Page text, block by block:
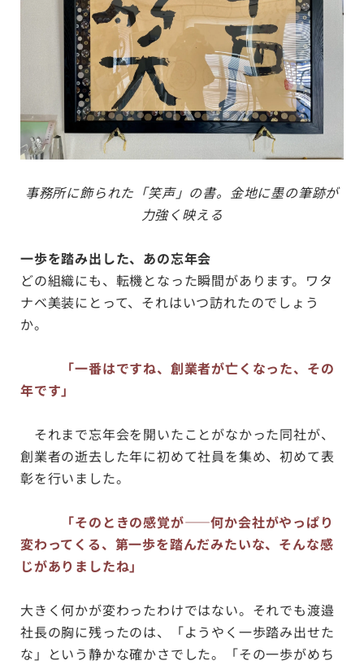
事務所に飾られた「笑声」の書。金地に墨の筆跡が
力強く映える
一歩を踏み出した、あの忘年会
どの組織にも、転機となった瞬間があります。ワタ
ナベ美装にとって、それはいつ訪れたのでしょう
か。
「一番はですね、創業者が亡くなった、その
年です」
それまで忘年会を開いたことがなかった同社が、
創業者の逝去した年に初めて社員を集め、初めて表
彰を行いました。
「そのときの感覚が——何か会社がやっぱり
変わってくる、第一歩を踏んだみたいな、そんな感
じがありましたね」
大きく何かが変わったわけではない。それでも渡邉
社長の胸に残ったのは、「ようやく一歩踏み出せた
な」という静かな確かさでした。「その一歩がめち